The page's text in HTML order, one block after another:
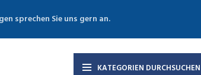
KATEGORIEN DURCHSUCHEN
sprechen Sie uns gern an.